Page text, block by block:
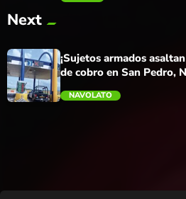
trending_flat
Next
¡Sujetos armados
de cobro en San Pedro,
NAVOLATO